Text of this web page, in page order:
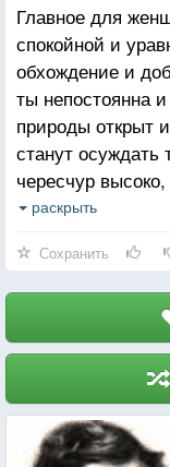
Главное для
спокойной и
обхождение и
ты непостоянна
природы открыт
станут осуждать
чересчур
обращает на
устремлены
колкостей по
и садишься,
полна
глаз и ушей.
наклонностей, то
и отнесутся с
раскрыть
Сохранить